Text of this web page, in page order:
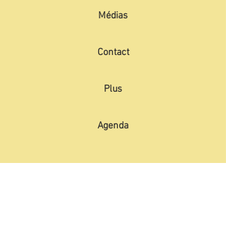
Médias
Contact
Plus
Agenda